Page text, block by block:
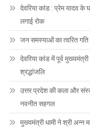
देवरिया कांड : प्रेम यादव के
लगाई रोक
जन समस्याओं का त्वरित गति
देवरिया कांड में पूर्व
श्रद्धांजलि
उत्तर प्रदेश की कला और
नवनीत सहगल
मुख्यमंत्री धामी ने श्री अन्न